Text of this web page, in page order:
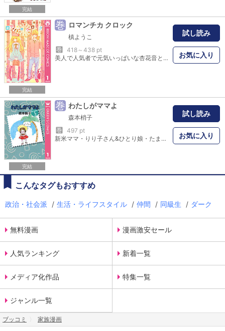
完結
完結
巻 ロマンチカ クロック
槙ようこ
巻
418～438 pt
美人で人気者で元気いっぱいな杏花音と、頭が良くて動物好きでクールな蒼は双子の兄妹。同じ時に生まれ、同じ時間を過ごしてきたのに、すれ違ってばかり。そんな2人の止まっていた時間が、ようやく動き出して…!?
試し読み
お気に入り
完結
巻 わたしがママよ
森本梢子
巻
497 pt
新米ママ・りり子さん&ひとり娘・たまちゃんのスットコドッコイ親子が繰り広げる爆笑育児生活がここに完全復活!! 妊娠中夢みた「母と娘の平和な午後」がもろくも崩れる「育児は体力だ!!」、連載開始秘話「メイキング・オブわたしがママよ」他、全14編収録。
試し読み
お気に入り
こんなタグもおすすめ
政治・社会派 / 生活・ライフスタイル / 仲間 / 同級生 / ダーク
無料漫画 漫画激安セール
人気ランキング 新着一覧
メディア化作品 特集一覧
ジャンル一覧
ブッコミ 家族漫画